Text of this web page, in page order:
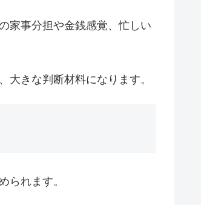
家事分担や金銭感覚、忙しい
きな判断材料になります。
られます。